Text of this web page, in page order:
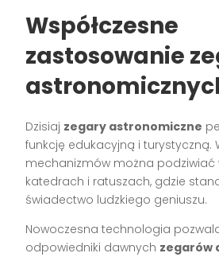
Współczesne
zastosowanie
Dzisiaj zegary astronomiczne
funkcję edukacyjną i turystyczną.
mechanizmów można podziwiać
katedrach i ratuszach, gdzie
świadectwo ludzkiego geniuszu.
Nowoczesna technologia
odpowiedniki dawnych zegarów